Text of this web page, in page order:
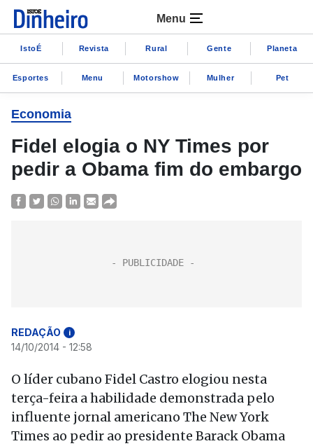
Menu
IstoÉ Revista Rural Gente Planeta
Esportes Menu Motorshow Mulher Pet
Economia
Fidel elogia o NY Times por
pedir a Obama fim do embargo
REDAÇÃO i
14/10/2014 - 12:58
O líder cubano Fidel Castro elogiou nesta
terça-feira a habilidade demonstrada pelo
influente jornal americano The New York
Times ao pedir ao presidente Barack Obama